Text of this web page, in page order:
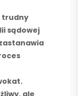
trudny
sądowej